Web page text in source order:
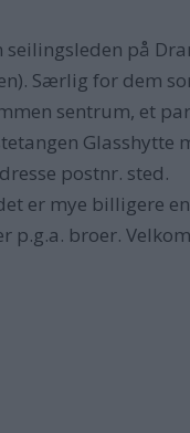
på
Særlig for dem
sentrum, et
Glasshytte
postnr. sted.
er mye billigere
p.g.a. broer.